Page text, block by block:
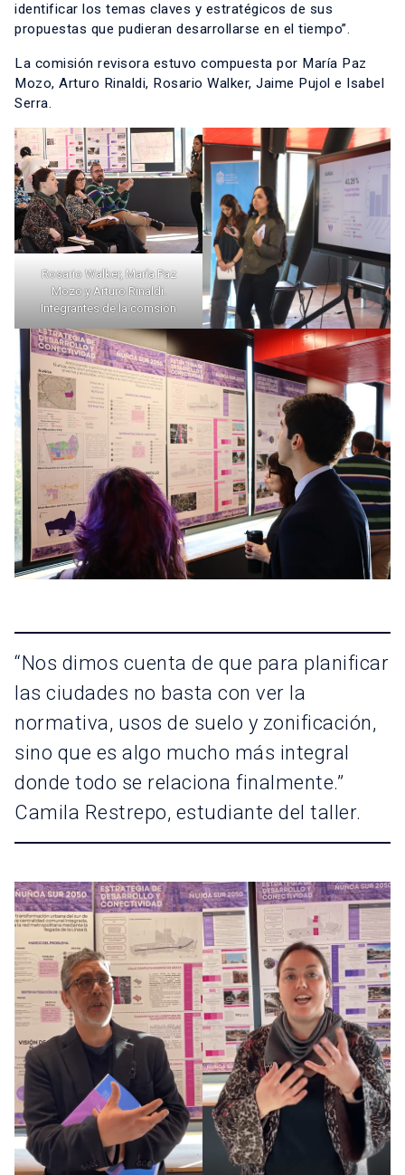
identificar los temas claves y estratégicos de sus
propuestas que pudieran desarrollarse en el tiempo”.
La comisión revisora estuvo compuesta por María Paz
Mozo, Arturo Rinaldi, Rosario Walker, Jaime Pujol e Isabel
Serra.
Rosario Walker, María Paz
Mozo y Arturo Rinaldi.
Integrantes de la comsión
“Nos dimos cuenta de que para planificar
las ciudades no basta con ver la
normativa, usos de suelo y zonificación,
sino que es algo mucho más integral
donde todo se relaciona finalmente.”
Camila Restrepo, estudiante del taller.